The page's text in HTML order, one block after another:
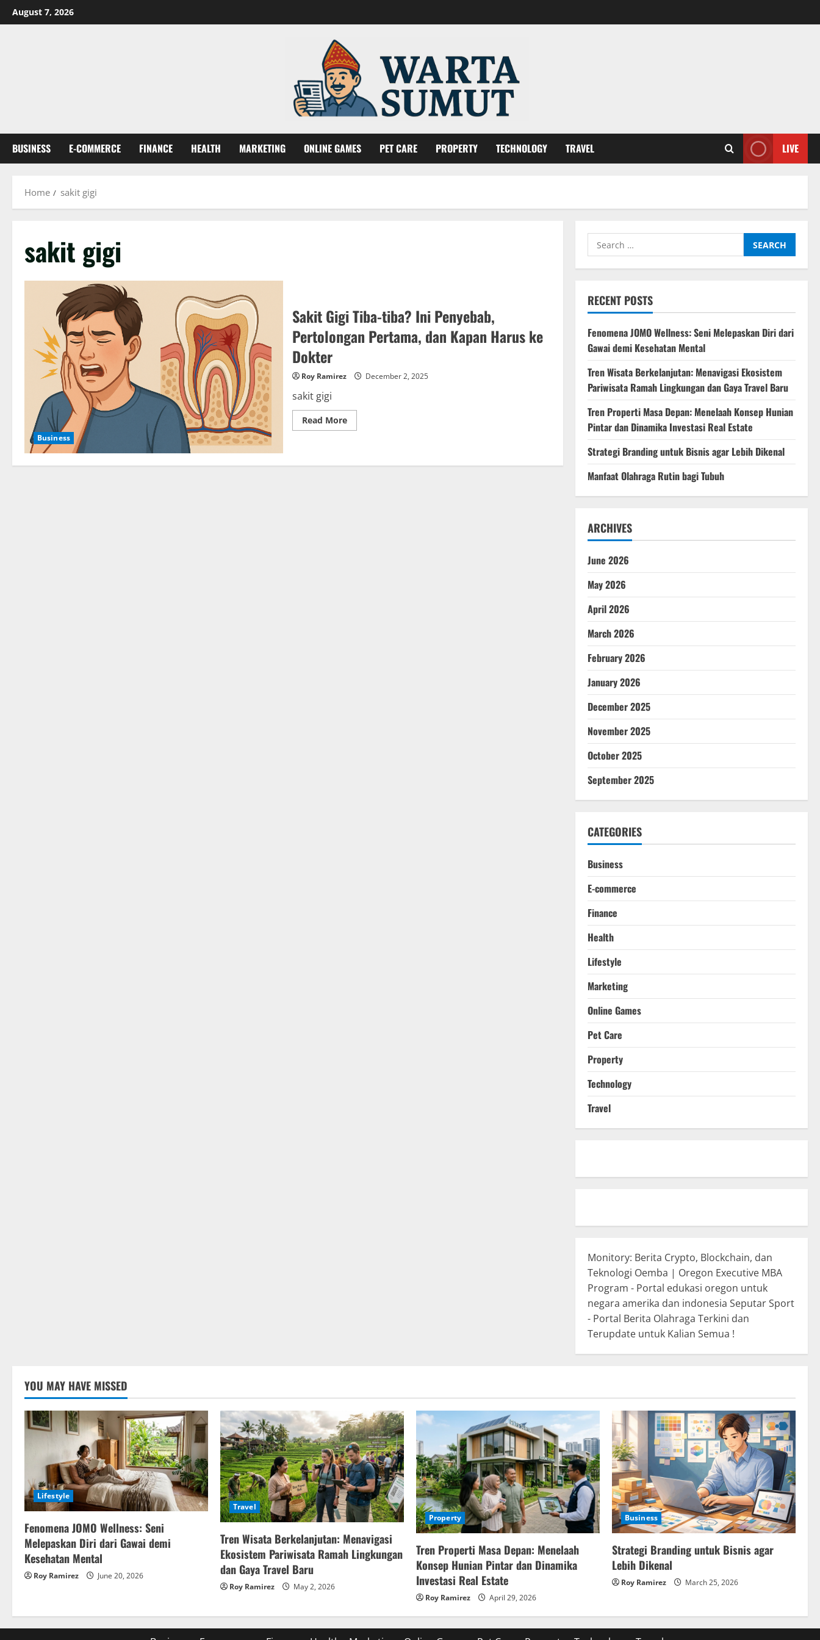
Skip
to
August 7, 2026
BUSINESS E-COMMERCE FINANCE HEALTH MARKETING ONLINE GAMES PET CARE PROPERTY TECHNOLOGY TRAVEL LIVE
Home sakit gigi
sakit gigi
Business
Sakit Gigi Tiba-tiba? Ini Penyebab,
Pertolongan Pertama, dan Kapan Harus ke
Dokter
Roy Ramirez December 2, 2025
sakit gigi
Read MoreRead
more
Search
for:
RECENT POSTS
Fenomena JOMO Wellness: Seni Melepaskan Diri dari
Gawai demi Kesehatan Mental
Tren Wisata Berkelanjutan: Menavigasi Ekosistem
Pariwisata Ramah Lingkungan dan Gaya Travel Baru
Tren Properti Masa Depan: Menelaah Konsep Hunian
Pintar dan Dinamika Investasi Real Estate
Strategi Branding untuk Bisnis agar Lebih Dikenal
Manfaat Olahraga Rutin bagi Tubuh
ARCHIVES
June 2026
May 2026
April 2026
March 2026
February 2026
January 2026
December 2025
November 2025
October 2025
September 2025
CATEGORIES
Business
E-commerce
Finance
Health
Lifestyle
Marketing
Online Games
Pet Care
Property
Technology
Travel
Monitory: Berita Crypto, Blockchain, dan
Teknologi Oemba | Oregon Executive MBA
Program - Portal edukasi oregon untuk
negara amerika dan indonesia Seputar Sport
- Portal Berita Olahraga Terkini dan
Terupdate untuk Kalian Semua !
YOU MAY HAVE MISSED
Lifestyle
Fenomena JOMO Wellness: Seni
Melepaskan Diri dari Gawai demi
Kesehatan Mental
Roy Ramirez June 20, 2026
Travel
Tren Wisata Berkelanjutan: Menavigasi
Ekosistem Pariwisata Ramah Lingkungan
dan Gaya Travel Baru
Roy Ramirez May 2, 2026
Property
Tren Properti Masa Depan: Menelaah
Konsep Hunian Pintar dan Dinamika
Investasi Real Estate
Roy Ramirez April 29, 2026
Business
Strategi Branding untuk Bisnis agar
Lebih Dikenal
Roy Ramirez March 25, 2026